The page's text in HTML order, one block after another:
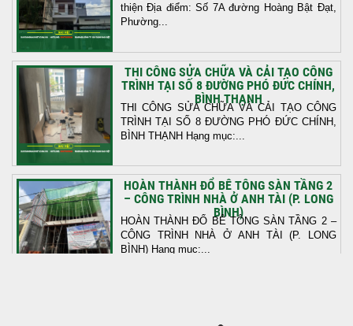
thiện Địa điểm: Số 7A đường Hoàng Bật Đạt,
Phường...
THI CÔNG SỬA CHỮA VÀ CẢI TẠO CÔNG
TRÌNH TẠI SỐ 8 ĐƯỜNG PHÓ ĐỨC CHÍNH,
BÌNH THẠNH
THI CÔNG SỬA CHỮA VÀ CẢI TẠO CÔNG
TRÌNH TẠI SỐ 8 ĐƯỜNG PHÓ ĐỨC CHÍNH,
BÌNH THẠNH Hạng mục:...
HOÀN THÀNH ĐỔ BÊ TÔNG SÀN TẦNG 2
– CÔNG TRÌNH NHÀ Ở ANH TÀI (P. LONG
BÌNH)
HOÀN THÀNH ĐỔ BÊ TÔNG SÀN TẦNG 2 –
CÔNG TRÌNH NHÀ Ở ANH TÀI (P. LONG
BÌNH) Hạng mục:...